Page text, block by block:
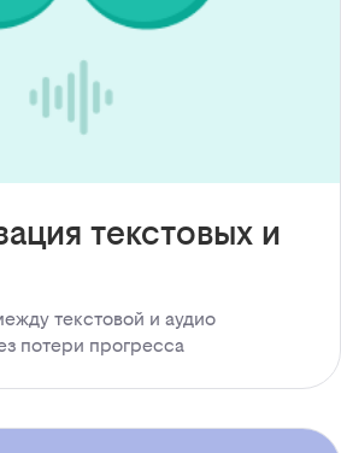
текстовых и
текстовой и аудио
потери прогресса